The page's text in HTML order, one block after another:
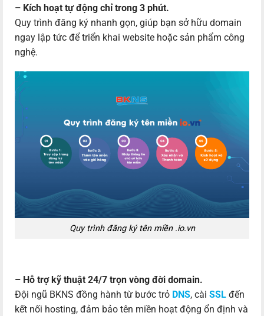
– Kích hoạt tự động chỉ trong 3 phút.
Quy trình đăng ký nhanh gọn, giúp bạn sở hữu domain
ngay lập tức để triển khai website hoặc sản phẩm công
nghệ.
Quy trình đăng ký tên miền .io.vn
– Hỗ trợ kỹ thuật 24/7 trọn vòng đời domain.
Đội ngũ BKNS đồng hành từ bước trỏ DNS, cài SSL đến
kết nối hosting, đảm bảo tên miền hoạt động ổn định và